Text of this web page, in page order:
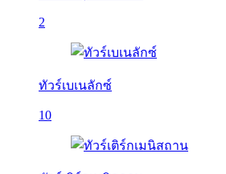
2
ทัวร์เบเนลักซ์
10